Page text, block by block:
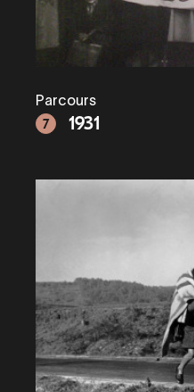
Parcours
7
1931